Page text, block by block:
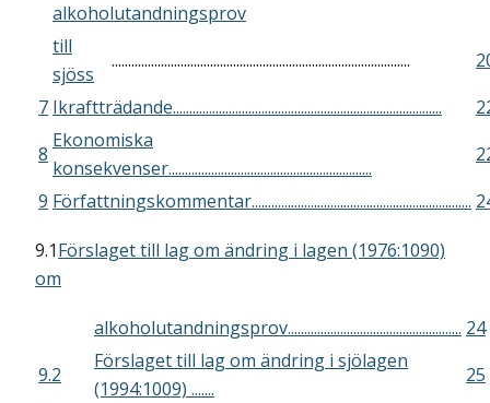
alkoholutandningsprov
till
sjöss
...........................................................................................
7 Ikraftträdande..................................................................................
8
Ekonomiska
konsekvenser..............................................................
9 Författningskommentar...................................................................
9.1Förslaget till lag om ändring i lagen (1976:1090)
om
alkoholutandningsprov..................................................... 24
9.2
Förslaget till lag om ändring i sjölagen
(1994:1009) .......
25